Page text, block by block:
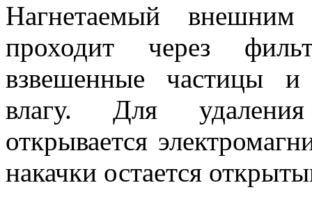
Нагнетаемый
проходит через
взвешенные частицы и
влагу. Для удаления
открывается
накачки остается